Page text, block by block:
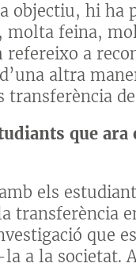
objectiu, hi ha
feina,
refereixo a
altra
transferència
que
els
transferència
que
a la societat.